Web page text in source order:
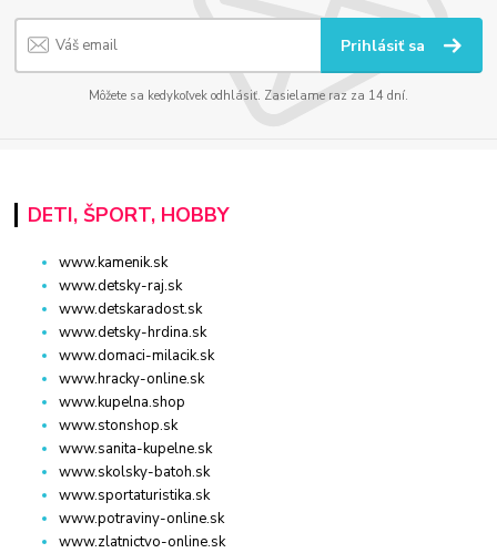
Prihlásiť sa
Môžete sa kedykoľvek odhlásiť. Zasielame raz za 14 dní.
DETI, ŠPORT, HOBBY
www.kamenik.sk
www.detsky-raj.sk
www.detskaradost.sk
www.detsky-hrdina.sk
www.domaci-milacik.sk
www.hracky-online.sk
www.kupelna.shop
www.stonshop.sk
www.sanita-kupelne.sk
www.skolsky-batoh.sk
www.sportaturistika.sk
www.potraviny-online.sk
www.zlatnictvo-online.sk